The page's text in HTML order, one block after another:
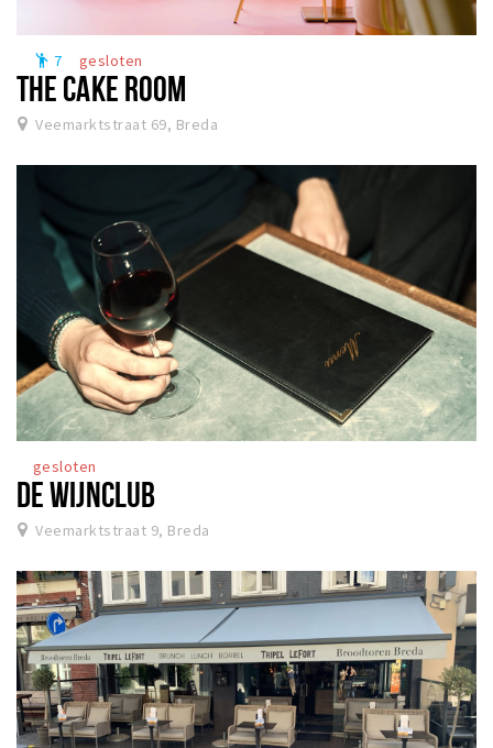
emoji_people 7 gesloten
THE CAKE ROOM
Veemarktstraat 69, Breda
gesloten
DE WIJNCLUB
Veemarktstraat 9, Breda